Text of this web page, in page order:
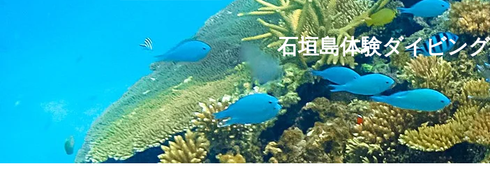
石垣島体験ダイビン